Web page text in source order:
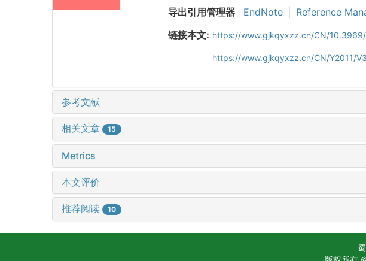
导出引用管理器
EndNote Reference
链接本文: https://www.gjkqyxzz.cn/CN/
https://www.gjkqyxzz.cn/CN/Y2011/
参考文献
相关文章 15
Metrics
本文评价
推荐阅读 10